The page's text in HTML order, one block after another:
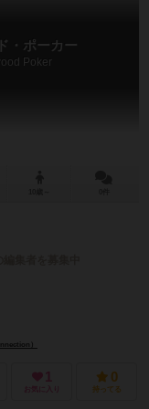
・ポーカー
Poker
）
1
お気に入り
0
持ってる